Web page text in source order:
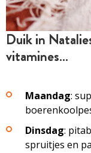
Duik in
vitamines…
Maandag:
Dinsdag:
spruitjes en